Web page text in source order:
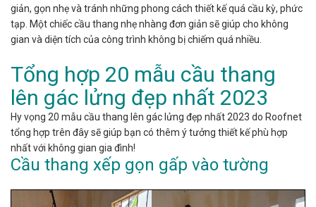
giản, gọn nhẹ và tránh những phong cách thiết kế quá cầu kỳ, phức
tạp. Một chiếc cầu thang nhẹ nhàng đơn giản sẽ giúp cho không
gian và diện tích của công trình không bị chiếm quá nhiều.
Tổng hợp 20 mẫu cầu thang
lên gác lửng đẹp nhất 2023
Hy vọng 20 mẫu cầu thang lên gác lửng đẹp nhất 2023 do Roofnet
tổng hợp trên đây sẽ giúp bạn có thêm ý tưởng thiết kế phù hợp
nhất với không gian gia đình!
Cầu thang xếp gọn gấp vào tường